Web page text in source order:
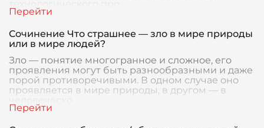
Сочинение Что страшнее — зло в мире природы
или в мире людей?
Зло — понятие многогранное и сложное, его
проявления могут быть разнообразными и даже
порой противоречивыми. В одном случае оно
проявляется в мире природы, в другом — в